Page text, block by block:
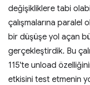
değişikliklere tabi
çalışmalarına paralel
bir düşüşe yol açan
gerçekleştirdik. Bu
115'te unload
etkisini test etmenin